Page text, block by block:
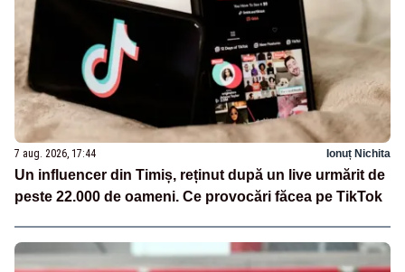
7 aug. 2026, 17:44 Ionuț Nichita
Un influencer din Timiș, reținut după un live urmărit de
peste 22.000 de oameni. Ce provocări făcea pe TikTok